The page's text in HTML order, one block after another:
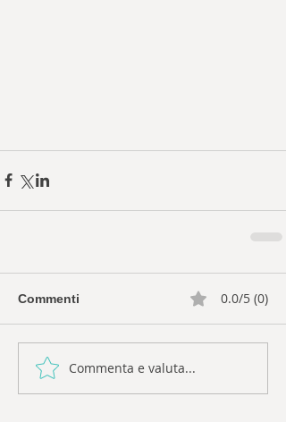
Commenti 0.0/5 (0)
Commenta e valuta...